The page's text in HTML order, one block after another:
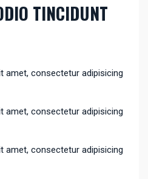
TINCIDUNT
amet, consectetur adipisicing
amet, consectetur adipisicing
amet, consectetur adipisicing